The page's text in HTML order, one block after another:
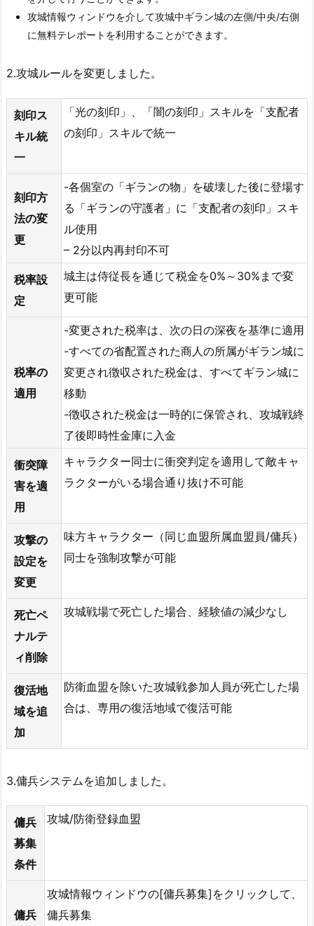
攻城情報ウィンドウを介して攻城中ギラン城の左側/中央/右側
に無料テレポートを利用することができます。
2.攻城ルールを変更しました。
刻印ス
キル統
一
「光の刻印」、「闇の刻印」スキルを「支配者
の刻印」スキルで統一
刻印方
法の変
更
-各個室の「ギランの物」を破壊した後に登場す
る「ギランの守護者」に「支配者の刻印」スキ
ル使用
– 2分以内再封印不可
税率設
定
城主は侍従長を通じて税金を0%～30%まで変
更可能
税率の
適用
-変更された税率は、次の日の深夜を基準に適用
-すべての省配置された商人の所属がギラン城に
変更され徴収された税金は、すべてギラン城に
移動
-徴収された税金は一時的に保管され、攻城戦終
了後即時性金庫に入金
衝突障
害を適
用
キャラクター同士に衝突判定を適用して敵キャ
ラクターがいる場合通り抜け不可能
攻撃の
設定を
変更
味方キャラクター（同じ血盟所属血盟員/傭兵）
同士を強制攻撃が可能
死亡ペ
ナルテ
ィ削除
攻城戦場で死亡した場合、経験値の減少なし
復活地
域を追
加
防衛血盟を除いた攻城戦参加人員が死亡した場
合は、専用の復活地域で復活可能
3.傭兵システムを追加しました。
傭兵
募集
条件
攻城/防衛登録血盟
傭兵
攻城情報ウィンドウの[傭兵募集]をクリックして、
傭兵募集